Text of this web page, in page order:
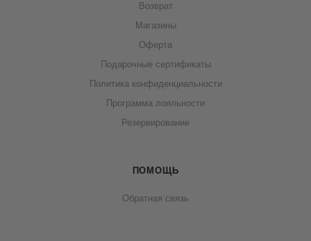
Возврат
Магазины
Оферта
Подарочные сертификаты
Политика конфиденциальности
Программа лояльности
Резервирование
ПОМОЩЬ
Обратная связь